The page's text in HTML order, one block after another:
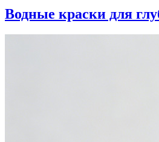
Водные краски для